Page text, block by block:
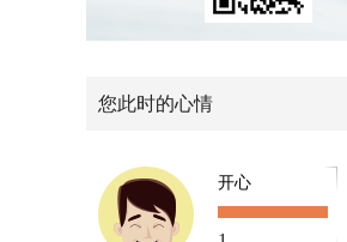
您此时的心情
开心